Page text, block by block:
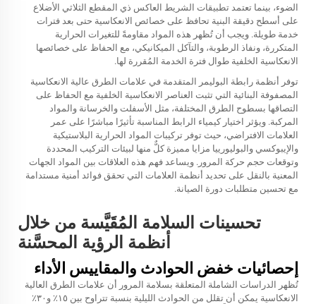
الضوء، بينما تعتمد تطبيقات الشريط العاكس ذي المقطع الثلاثي الأضلاع
على أسطح دقيقة البنية تحافظ على خصائص الانعكاسية حتى بعد فترات
خدمة طويلة. ويجب أن تُظهر هذه المواد مقاومةً للتغيرات الحرارية
المتكررة، ونفاذ الرطوبة، والتآكل الميكانيكي، مع الحفاظ على خصائصها
الانعكاسية الخلفية طوال فترة الخدمة المُقررة لها.
توفر أنظمة رابطة البوليمر المتقدمة في علامات الطرق عالية الانعكاسية
المصفوفة البنائية التي تثبت العناصر الانعكاسية الخلفية مع الحفاظ على
التصاقها بسطوح الطرق المختلفة، مثل الأسفلت والخرسانة والمواد
المركبة. ويؤثر اختيار كيمياء الرابط المناسبة تأثيرًا مباشرًا على عمر
العلامات الافتراضي، حيث توفر تركيبات المواد الحرارية البلاستيكية
والإيبوكسي والبوليورييا مزايا مميزة كلٌّ منها لبيئات التركيب المحددة
وتوقعات حجم حركة المرور. ويساعد فهم هذه العلاقات بين المواد الجهات
المعنية بالنقل على تحديد أنظمة العلامات التي تحقق فوائد أمنية مستدامة
مع تحسين متطلبات دورة الصيانة.
تحسينات السلامة المُقَيَّسة من خلال
أنظمة الرؤية المحسَّنة
إحصائيات خفض الحوادث والمقاييس الأداء
تُظهر الدراسات الشاملة المتعلقة بسلامة المرور أن علامات الطرق العالية
الانعكاسية يمكن أن تقلل من الحوادث الليلية بنسبة تتراوح بين ١٥٪ و٣٠٪